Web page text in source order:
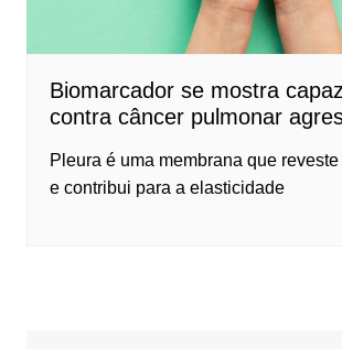
Biomarcador se mostra
contra câncer pulmonar
Pleura é uma membrana que
e contribui para a elasticidade